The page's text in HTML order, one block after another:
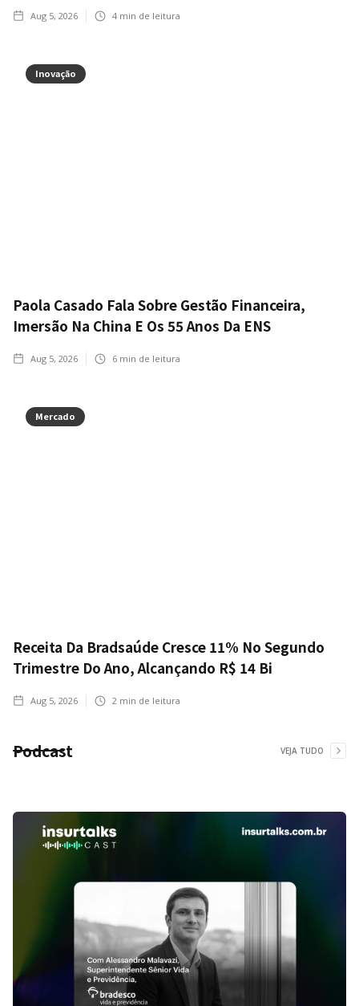
Aug 5, 2026 4 min de leitura
Inovação
Paola Casado Fala Sobre Gestão Financeira,
Imersão Na China E Os 55 Anos Da ENS
Aug 5, 2026 6 min de leitura
Mercado
Receita Da Bradsaúde Cresce 11% No Segundo
Trimestre Do Ano, Alcançando R$ 14 Bi
Aug 5, 2026 2 min de leitura
Podcast VEJA TUDO